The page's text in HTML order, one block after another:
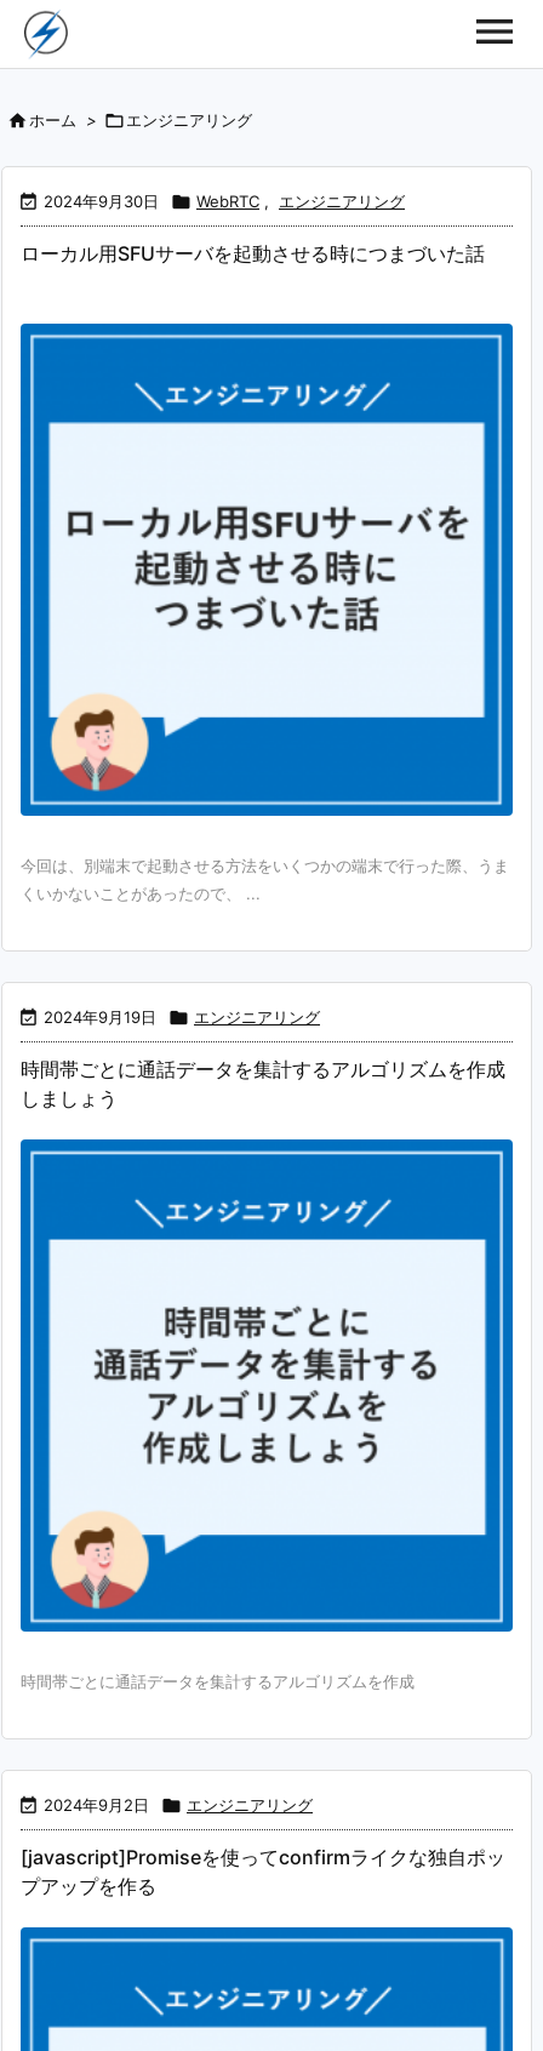
ホーム > エンジニアリング
 2024年9月30日  WebRTC , エンジニアリング
ローカル用SFUサーバを起動させる時につまづいた話
今回は、別端末で起動させる方法をいくつかの端末で行った際、うま
くいかないことがあったので、 ...
 2024年9月19日  エンジニアリング
時間帯ごとに通話データを集計するアルゴリズムを作成
しましょう
時間帯ごとに通話データを集計するアルゴリズムを作成
 2024年9月2日  エンジニアリング
[javascript]Promiseを使ってconfirmライクな独自ポッ
プアップを作る